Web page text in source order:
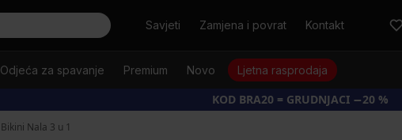
TražitiSavjeti Zamjena i povrat Kontakt
Odjeća za spavanje Premium Novo Ljetna rasprodaja
KOD BRA20 = GRUDNJACI −20 %
Bikini Nala 3 u 1